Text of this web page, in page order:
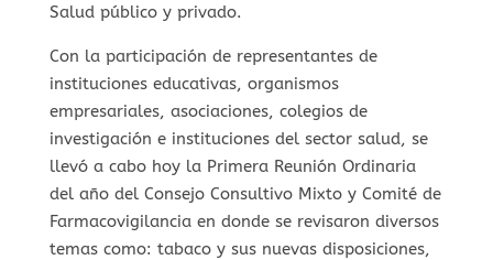
Salud público y privado.
Con la participación de representantes de
instituciones educativas, organismos
empresariales, asociaciones, colegios de
investigación e instituciones del sector salud, se
llevó a cabo hoy la Primera Reunión Ordinaria
del año del Consejo Consultivo Mixto y Comité de
Farmacovigilancia en donde se revisaron diversos
temas como: tabaco y sus nuevas disposiciones,